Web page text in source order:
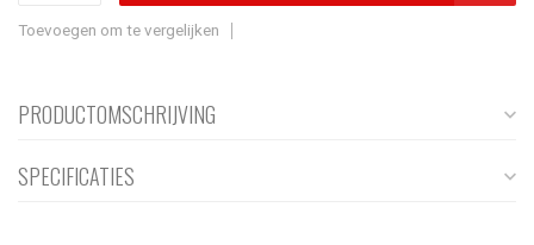
Toevoegen om te vergelijken
PRODUCTOMSCHRIJVING
SPECIFICATIES